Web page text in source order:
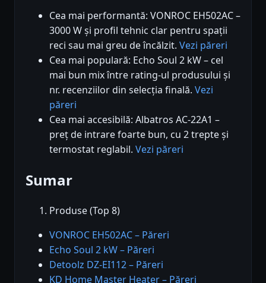
Cea mai performantă: VONROC EH502AC –
3000 W și profil tehnic clar pentru spații
reci sau mai greu de încălzit. Vezi păreri
Cea mai populară: Echo Soul 2 kW – cel
mai bun mix între rating-ul produsului și
nr. recenziilor din selecția finală. Vezi
păreri
Cea mai accesibilă: Albatros AC-22A1 –
preț de intrare foarte bun, cu 2 trepte și
termostat reglabil. Vezi păreri
Sumar
Produse (Top 8)
VONROC EH502AC – Păreri
Echo Soul 2 kW – Păreri
Detoolz DZ-EI112 – Păreri
KD Home Master Heater – Păreri